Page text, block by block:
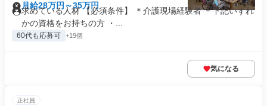
月給28万円～35万円
求めている人材 【必須条件】 ＊介護現場経験者 ＊下記いずれ
かの資格をお持ちの方 ・...
60代も応募可 +19個
気になる
正社員